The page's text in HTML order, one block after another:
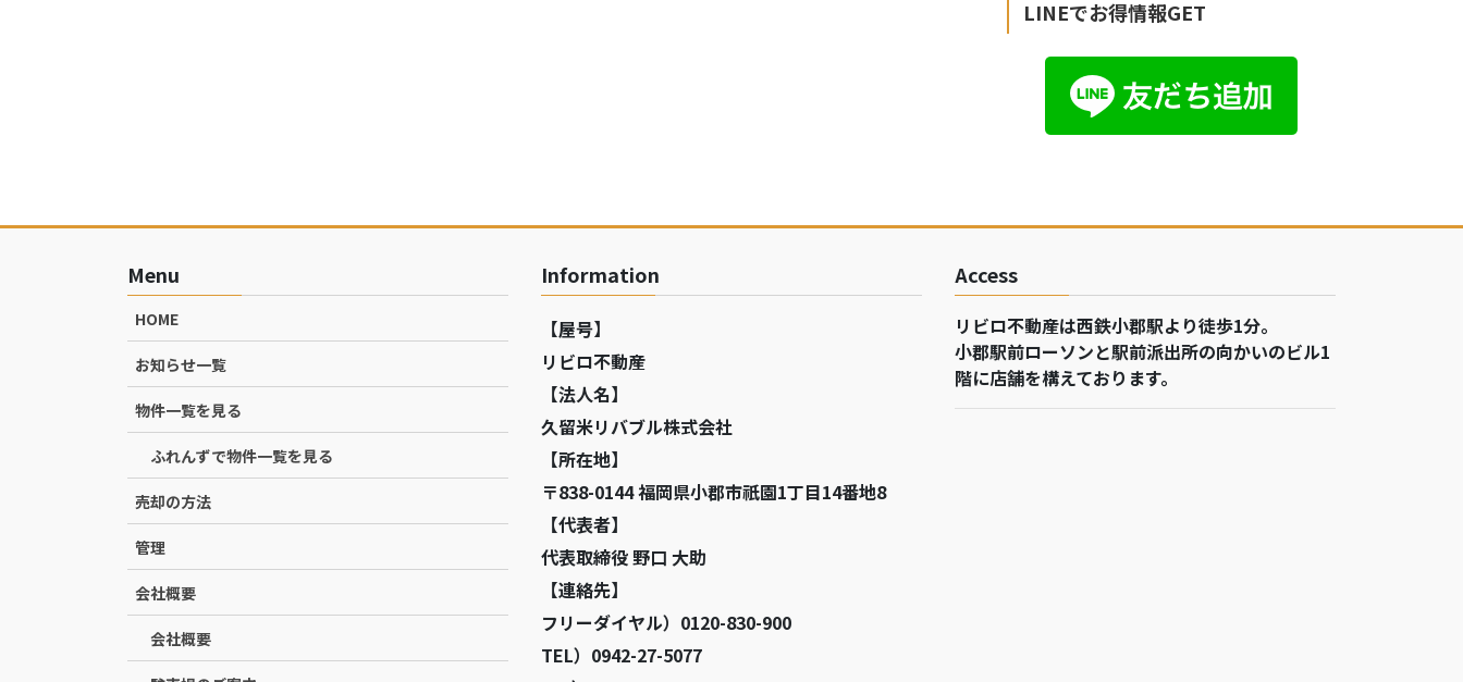
LINEでお得情報GET
Menu
HOME
お知らせ一覧
物件一覧を見る
ふれんずで物件一覧を見る
売却の方法
管理
会社概要
会社概要
Information
【屋号】
リビロ不動産
【法人名】
久留米リバブル株式会社
【所在地】
〒838-0144 福岡県小郡市祇園1丁目14番地8
【代表者】
代表取締役 野口 大助
【連絡先】
フリーダイヤル）0120-830-900
TEL）0942-27-5077
Access
リビロ不動産は西鉄小郡駅より徒歩1分。
小郡駅前ローソンと駅前派出所の向かいのビル1
階に店舗を構えております。